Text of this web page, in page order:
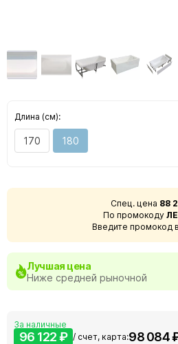
Длина (см):
170 180
Спец. цена 88
По промокоду
Введите промокод
Лучшая цена
Ниже средней рыночной
За наличные
96 122 ₽ / счет, карта:98 084